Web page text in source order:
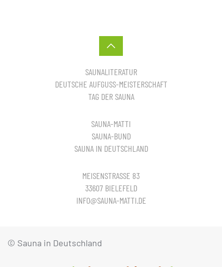
SAUNALITERATUR
DEUTSCHE AUFGUSS-MEISTERSCHAFT
TAG DER SAUNA
SAUNA-MATTI
SAUNA-BUND
SAUNA IN DEUTSCHLAND
MEISENSTRASSE 83
33607 BIELEFELD
INFO@SAUNA-MATTI.DE
© Sauna in Deutschland